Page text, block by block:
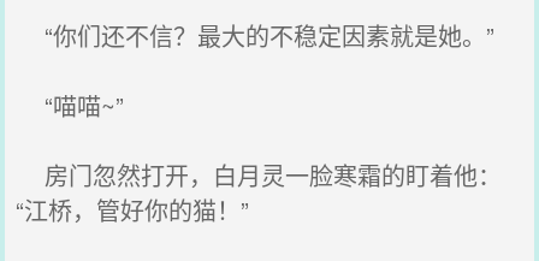
“你们还不信？最大的不稳定因素就是她。”
“喵喵~”
房门忽然打开，白月灵一脸寒霜的盯着他：
“江桥，管好你的猫！”